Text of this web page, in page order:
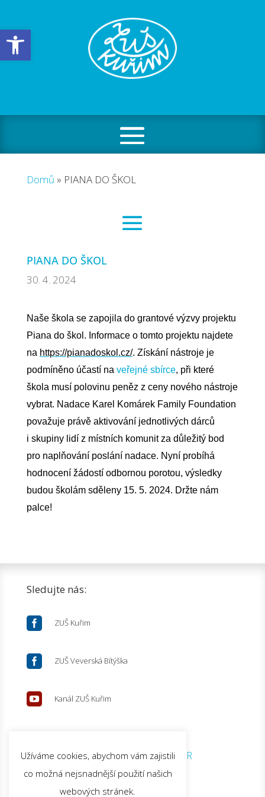
Open toolbar
Domů » PIANA DO ŠKOL
PIANA DO ŠKOL
30. 4. 2024
Naše škola se zapojila do grantové výzvy projektu
Piana do škol. Informace o tomto projektu najdete
na https://pianadoskol.cz/. Získání nástroje je
podmíněno účastí na veřejné sbírce, při které
škola musí polovinu peněz z ceny nového nástroje
vybrat. Nadace Karel Komárek Family Foundation
považuje právě aktivování jednotlivých dárců
i skupiny lidí z místních komunit za důležitý bod
pro naplňování poslání nadace. Nyní probíhá
hodnocení žádostí odbornou porotou, výsledky
budou školám sděleny 15. 5. 2024. Držte nám
palce!
Sledujte nás:
 ZUŠ Kuřim
 ZUŠ Veverská Bítýška
 Kanál ZUŠ Kuřim
© 2026 ZUŠ Kuřim |GDPR
Užíváme cookies, abychom vám zajistili
co možná nejsnadnější použití našich
webových stránek.